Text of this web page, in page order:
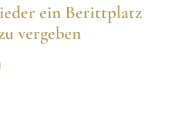
ein Berittplatz
vergeben